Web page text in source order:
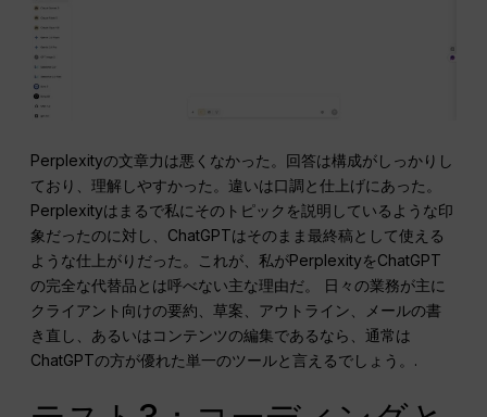
Perplexityの文章力は悪くなかった。回答は構成がしっかりし
ており、理解しやすかった。違いは口調と仕上げにあった。
Perplexityはまるで私にそのトピックを説明しているような印
象だったのに対し、ChatGPTはそのまま最終稿として使える
ような仕上がりだった。これが、私がPerplexityをChatGPT
の完全な代替品とは呼べない主な理由だ。 日々の業務が主に
クライアント向けの要約、草案、アウトライン、メールの書
き直し、あるいはコンテンツの編集であるなら、通常は
ChatGPTの方が優れた単一のツールと言えるでしょう。.